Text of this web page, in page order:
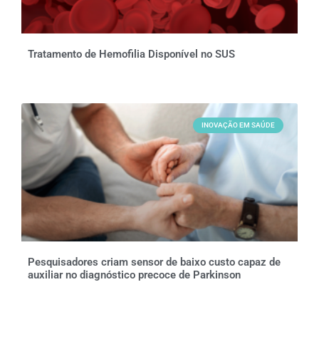
Tratamento de Hemofilia Disponível no SUS
INOVAÇÃO EM SAÚDE
Pesquisadores criam sensor de baixo custo capaz de
auxiliar no diagnóstico precoce de Parkinson